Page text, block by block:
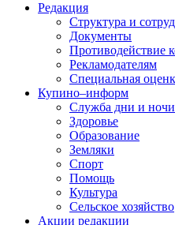
Редакция
Структура и
Документы
Противодействие
Рекламодателям
Специальная
Купино–информ
Служба дни и ночи
Здоровье
Образование
Земляки
Спорт
Помощь
Культура
Сельское хозяйство
Акции редакции